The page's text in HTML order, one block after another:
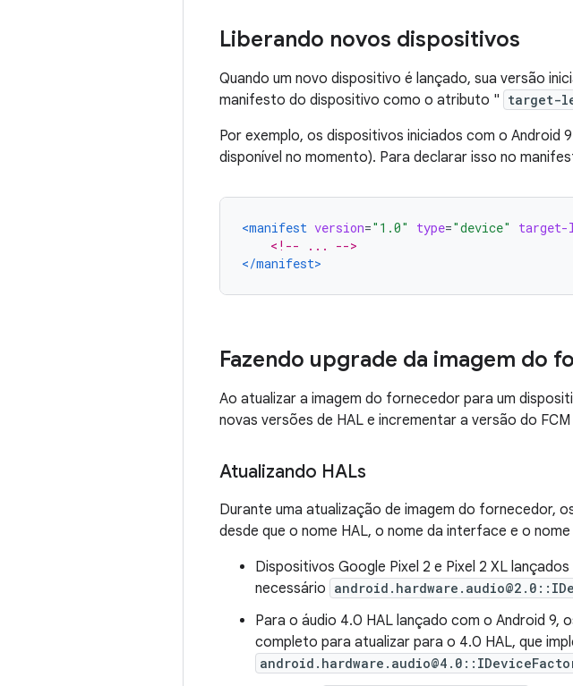
Liberando novos dispositivos
Quando um novo dispositivo é lançado, sua versão
manifesto do dispositivo como o atributo " target-
Por exemplo, os dispositivos iniciados com o Android
disponível no momento). Para declarar isso no
<manifest version="1.0" type="device" target-
<!-- ... -->
</manifest>
Fazendo upgrade da imagem do
Ao atualizar a imagem do fornecedor para um
novas versões de HAL e incrementar a versão do
Atualizando HALs
Durante uma atualização de imagem do fornecedor,
desde que o nome HAL, o nome da interface e o
Dispositivos Google Pixel 2 e Pixel 2 XL
necessário
Para o áudio 4.0 HAL lançado com o Android 9,
completo para atualizar para o 4.0 HAL, que